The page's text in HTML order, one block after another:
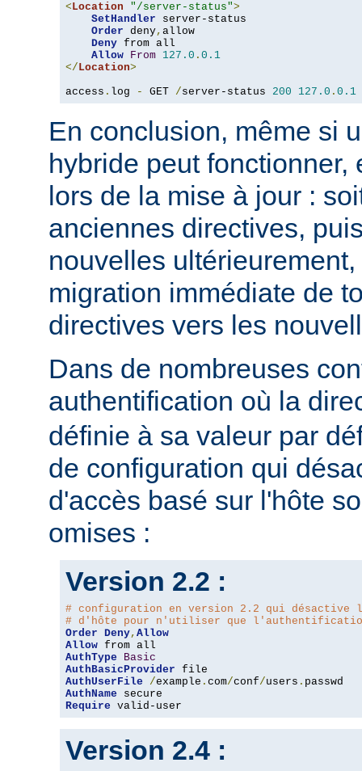
<Location "/server-status">
SetHandler server-status
Order deny, allow
Deny from all
Allow From 127.0 . 0.1
</Location>
access . log - GET /server-status 200 127.0 . 0.1
En conclusion, même si
hybride peut fonctionner,
lors de la mise à jour :
anciennes directives,
nouvelles
migration immédiate de
directives vers les
Dans de nombreuses
authentification où la
définie à sa valeur par
de configuration qui
d'accès basé sur l'hôte
omises :
Version 2.2 :
# configuration en version 2.2 qui désactive
# d'hôte pour n'utiliser que
Order Deny, Allow
Allow
AuthType
Basic
AuthBasicProvider
AuthUserFile
/example . com/conf/users .
AuthName
Require valid-user
Version 2.4 :